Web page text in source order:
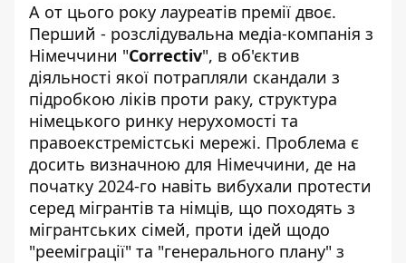
А от цього року лауреатів премії двоє.
Перший - розслідувальна медіа-компанія з
Німеччини "Correctiv", в об'єктив
діяльності якої потрапляли скандали з
підробкою ліків проти раку, структура
німецького ринку нерухомості та
правоекстремістські мережі. Проблема є
досить визначною для Німеччини, де на
початку 2024-го навіть вибухали протести
серед мігрантів та німців, що походять з
мігрантських сімей, проти ідей щодо
"рееміграції" та "генерального плану" з